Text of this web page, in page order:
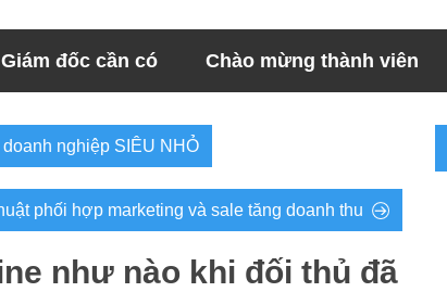
đốc cần có Chào mừng thành viên
nghiệp SIÊU NHỎ
phối hợp marketing và sale tăng doanh thu
như nào khi đối thủ đã